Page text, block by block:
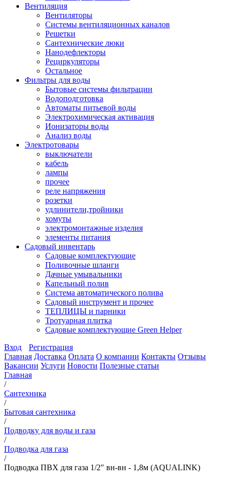
Вентиляция
Вентиляторы
Системы вентиляционных каналов
Решетки
Сантехнические люки
Нанодефлекторы
Рециркуляторы
Остальное
Фильтры для воды
Бытовые системы фильтрации
Водоподготовка
Автоматы питьевой воды
Электрохимическая активация
Ионизаторы воды
Анализ воды
Электротовары
выключатели
кабель
лампы
прочее
реле напряжения
розетки
удлинители,тройники
хомуты
электромонтажные изделия
элементы питания
Садовый инвентарь
Садовые комплектующие
Поливочные шланги
Дачные умывальники
Капельный полив
Система автоматического полива
Садовый инструмент и прочее
ТЕПЛИЦЫ и парники
Тротуарная плитка
Садовые комплектующие Green Helper
Вход
Регистрация
Главная Доставка Оплата О компании Контакты Отзывы
Вакансии Услуги Новости Полезные статьи
Главная
/
Сантехника
/
Бытовая сантехника
/
Подводку для воды и газа
/
Подводка для газа
/
Подводка ПВХ для газа 1/2" вн-вн - 1,8м (AQUALINK)